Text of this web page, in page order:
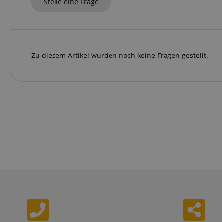
Zu diesem Artikel wurden noch keine Fragen gestellt.
Cookie
Anbieter
Domain